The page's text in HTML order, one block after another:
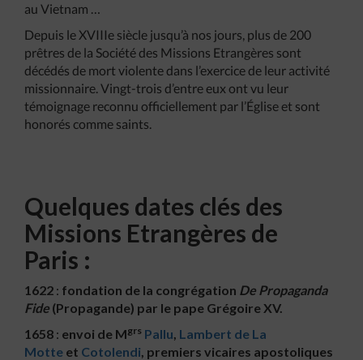
au Vietnam …
Depuis le XVIIIe siècle jusqu’à nos jours, plus de 200
prêtres de la Société des Missions Etrangères sont
décédés de mort violente dans l’exercice de leur activité
missionnaire. Vingt-trois d’entre eux ont vu leur
témoignage reconnu officiellement par l’Église et sont
honorés comme saints.
Quelques dates clés des
Missions Etrangères de
Paris :
1622 : fondation de la congrégation De Propaganda
Fide (Propagande) par le pape Grégoire XV.
1658 : envoi de Mgrs Pallu, Lambert de La
Motte et Cotolendi, premiers vicaires apostoliques